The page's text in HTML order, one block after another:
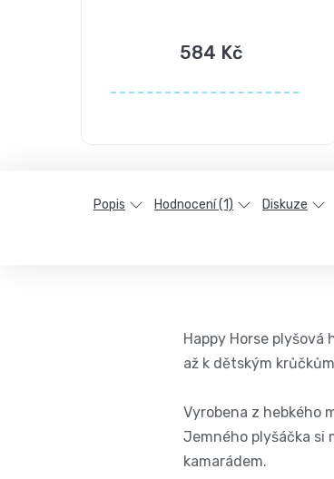
584 Kč
Popis Hodnocení (1) Diskuze
Happy Horse
až k dětským
Vyrobena z hebkého
Jemného plyšáčka si
kamarádem.